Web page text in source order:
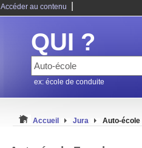
Accéder au contenu
QUI ?
ex: école de conduite
Accueil Jura Auto-école